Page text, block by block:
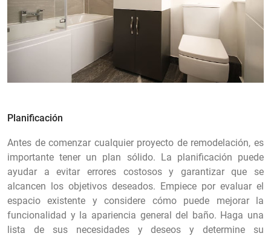
Planificación
Antes de comenzar cualquier proyecto de remodelación, es
importante tener un plan sólido. La planificación puede
ayudar a evitar errores costosos y garantizar que se
alcancen los objetivos deseados. Empiece por evaluar el
espacio existente y considere cómo puede mejorar la
funcionalidad y la apariencia general del baño. Haga una
lista de sus necesidades y deseos y determine su